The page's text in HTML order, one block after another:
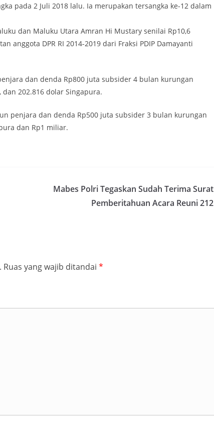
pada 2 Juli 2018 lalu. Ia merupakan tersangka ke-12 dalam
dan Maluku Utara Amran Hi Mustary senilai Rp10,6
anggota DPR RI 2014-2019 dari Fraksi PDIP Damayanti
dan denda Rp800 juta subsider 4 bulan kurungan
202.816 dolar Singapura.
penjara dan denda Rp500 juta subsider 3 bulan kurungan
dan Rp1 miliar.
Mabes Polri Tegaskan Sudah Terima Surat
Pemberitahuan Acara Reuni 212
Ruas yang wajib ditandai *